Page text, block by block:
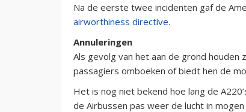
Na de eerste twee incidenten gaf de
airworthiness directive.
Annuleringen
Als gevolg van het aan de grond houden
passagiers omboeken of biedt hen de
Het is nog niet bekend hoe lang de
de Airbussen pas weer de lucht in